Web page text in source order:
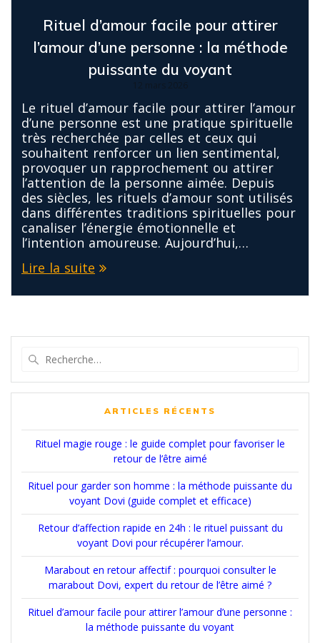
Rituel d’amour facile pour attirer
l’amour d’une personne : la méthode
puissante du voyant
Le rituel d’amour facile pour attirer l’amour
d’une personne est une pratique spirituelle
très recherchée par celles et ceux qui
souhaitent renforcer un lien sentimental,
provoquer un rapprochement ou attirer
l’attention de la personne aimée. Depuis
des siècles, les rituels d’amour sont utilisés
dans différentes traditions spirituelles pour
canaliser l’énergie émotionnelle et
l’intention amoureuse. Aujourd’hui,…
Lire la suite
:
ARTICLES RÉCENTS
Rituel magie rouge : le guide complet pour favoriser le
retour de l’être aimé
Rituel pour garder son homme : la méthode puissante du
voyant Dovi (guide complet et efficace)
Retour d’affection rapide en 24h : le rituel puissant du
voyant Dovi pour récupérer l’amour.
Marabout en retour affectif : pourquoi consulter le
marabout Dovi, expert du retour de l’être aimé ?
Rituel d’amour facile pour attirer l’amour d’une personne :
la méthode puissante du voyant